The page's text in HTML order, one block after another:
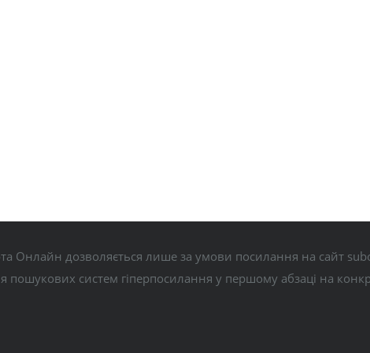
Онлайн дозволяється лише за умови посилання на сайт
пошукових систем гіперпосилання у першому абзаці на